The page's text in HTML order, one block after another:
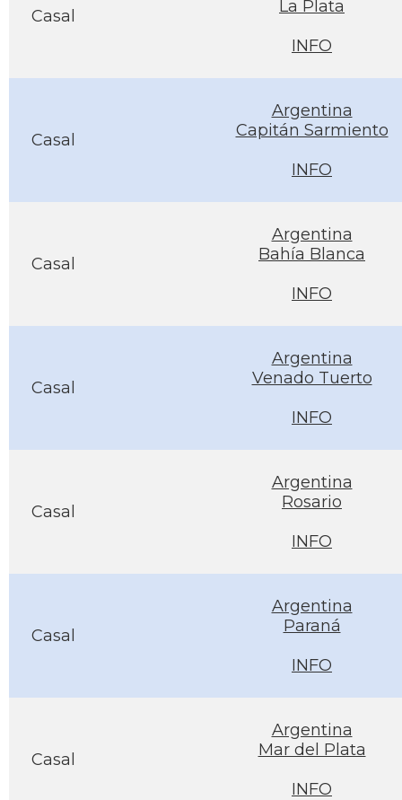
Casal
La Plata
INFO
Casal
Argentina
Capitán Sarmiento
INFO
Casal
Argentina
Bahía Blanca
INFO
Casal
Argentina
Venado Tuerto
INFO
Casal
Argentina
Rosario
INFO
Casal
Argentina
Paraná
INFO
Casal
Argentina
Mar del Plata
INFO